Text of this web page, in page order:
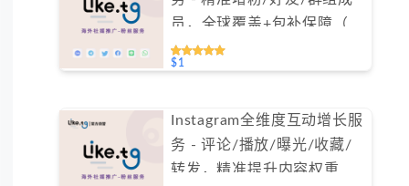
员，全球覆盖+包补保障（不
支持免费测试）
$1
Instagram全维度互动增长服
务 - 评论/播放/曝光/收藏/
转发，精准提升内容权重